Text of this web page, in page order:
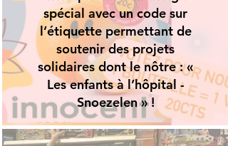
spécial avec un code sur
l’étiquette permettant de
soutenir des projets
solidaires dont le nôtre : «
Les enfants à l’hôpital -
Snoezelen » !